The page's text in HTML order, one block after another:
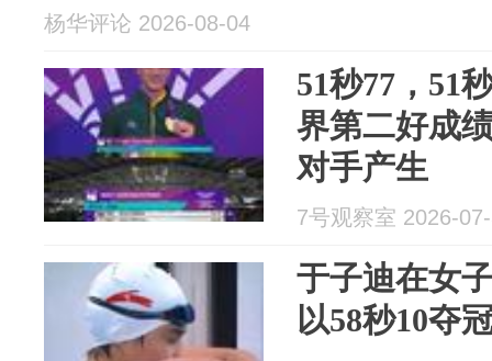
杨华评论 2026-08-04
51秒77，51
界第二好成
对手产生
7号观察室 2026-
于子迪在女
以58秒10夺